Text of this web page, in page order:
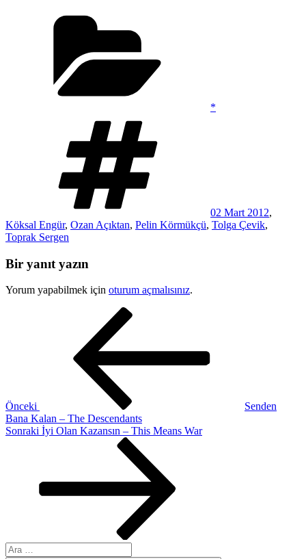
*
02 Mart 2012,
Köksal Engür, Ozan Açıktan, Pelin Körmükçü, Tolga Çevik,
Toprak Sergen
Bir yanıt yazın
Yorum yapabilmek için oturum açmalısınız.
Önceki
Senden
Bana Kalan – The Descendants
Sonraki
Sonraki İyi Olan Kazansın – This Means War
Ara: